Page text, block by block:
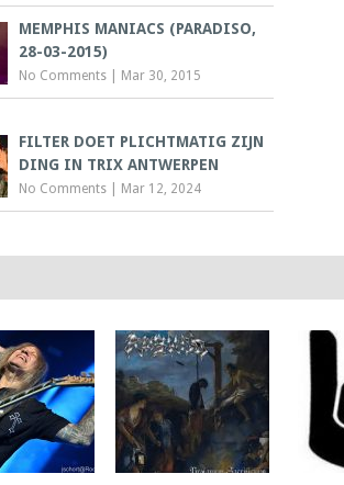
MEMPHIS MANIACS (PARADISO,
28-03-2015)
No Comments Mar 30, 2015
FILTER DOET PLICHTMATIG ZIJN
DING IN TRIX ANTWERPEN
No Comments Mar 12, 2024